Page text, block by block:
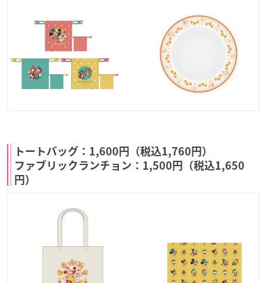
トートバッグ：1,600円（税込1,760円）
ファブリックランチョン：1,500円（税込1,650
円）